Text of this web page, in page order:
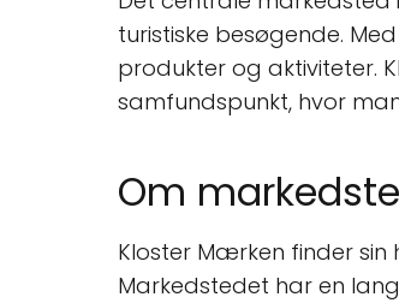
turistiske besøgende.
produkter og aktiviteter.
samfundspunkt, hvor
Om
Kloster Mærken finder
Markedstedet har en